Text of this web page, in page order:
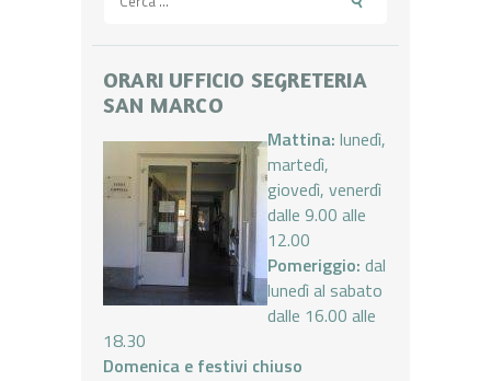
per:
ORARI UFFICIO SEGRETERIA
SAN MARCO
Mattina: lunedì,
martedì,
giovedì, venerdì
dalle 9.00 alle
12.00
Pomeriggio: dal
lunedì al sabato
dalle 16.00 alle
18.30
Domenica e festivi chiuso